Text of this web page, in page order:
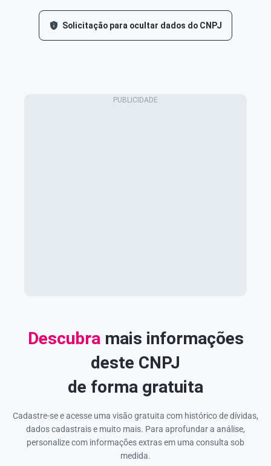
Solicitação para ocultar dados do CNPJ
Descubra mais informações
deste CNPJ
de forma gratuita
Cadastre-se e acesse uma visão gratuita com histórico de dívidas,
dados cadastrais e muito mais. Para aprofundar a análise,
personalize com informações extras em uma consulta sob
medida.